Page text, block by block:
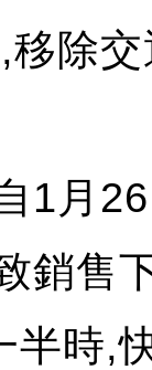
除
1月
銷售
半時,